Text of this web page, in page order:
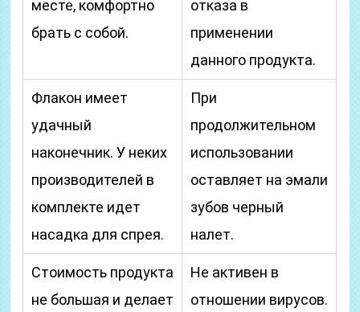
месте, комфортно
брать с собой.
отказа в
применении
данного продукта.
Флакон имеет
удачный
наконечник. У неких
производителей в
комплекте идет
насадка для спрея.
При
продолжительном
использовании
оставляет на эмали
зубов черный
налет.
Стоимость продукта
не большая и делает
Не активен в
отношении вирусов.